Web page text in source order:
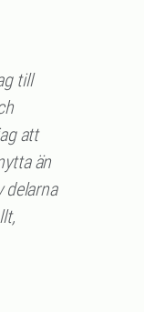
till
att
än
delarna